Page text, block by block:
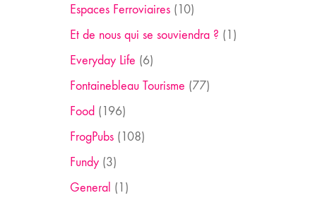
Espaces Ferroviaires(10)
Et de nous qui se souviendra ? (1)
Everyday Life (6)
Fontainebleau Tourisme (77)
Food (196)
FrogPubs(108)
Fundy(3)
General (1)